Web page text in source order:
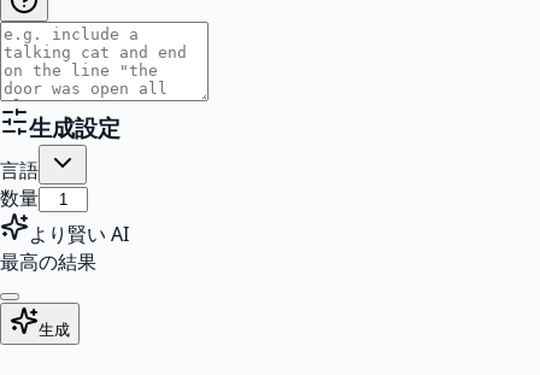
生成設定
言語
数量
より賢い AI
最高の結果
生成